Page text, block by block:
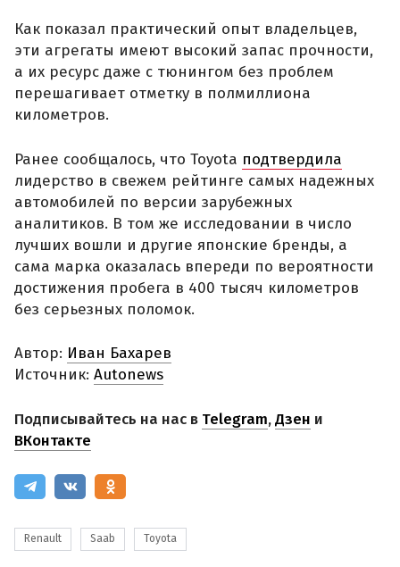
Как показал практический опыт владельцев,
эти агрегаты имеют высокий запас прочности,
а их ресурс даже с тюнингом без проблем
перешагивает отметку в полмиллиона
километров.
Ранее сообщалось, что Toyota подтвердила
лидерство в свежем рейтинге самых надежных
автомобилей по версии зарубежных
аналитиков. В том же исследовании в число
лучших вошли и другие японские бренды, а
сама марка оказалась впереди по вероятности
достижения пробега в 400 тысяч километров
без серьезных поломок.
Автор: Иван Бахарев
Источник: Autonews
Подписывайтесь на нас в Telegram,Дзен и
ВКонтакте
Renault Saab Toyota